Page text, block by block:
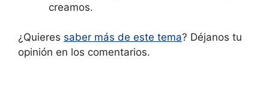
creamos.
¿Quieres saber más de este tema? Déjanos tu
opinión en los comentarios.